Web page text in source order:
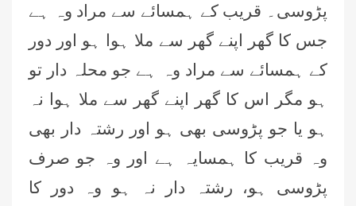
پڑوسی۔ قریب کے ہمسائے سے مراد وہ ہے
جس کا گھر اپنے گھر سے ملا ہوا ہو اور دور
کے ہمسائے سے مراد وہ ہے جو محلہ دار تو
ہو مگر اس کا گھر اپنے گھر سے ملا ہوا نہ
ہو یا جو پڑوسی بھی ہو اور رشتہ دار بھی
وہ قریب کا ہمسایہ ہے اور وہ جو صرف
پڑوسی ہو، رشتہ دار نہ ہو وہ دور کا